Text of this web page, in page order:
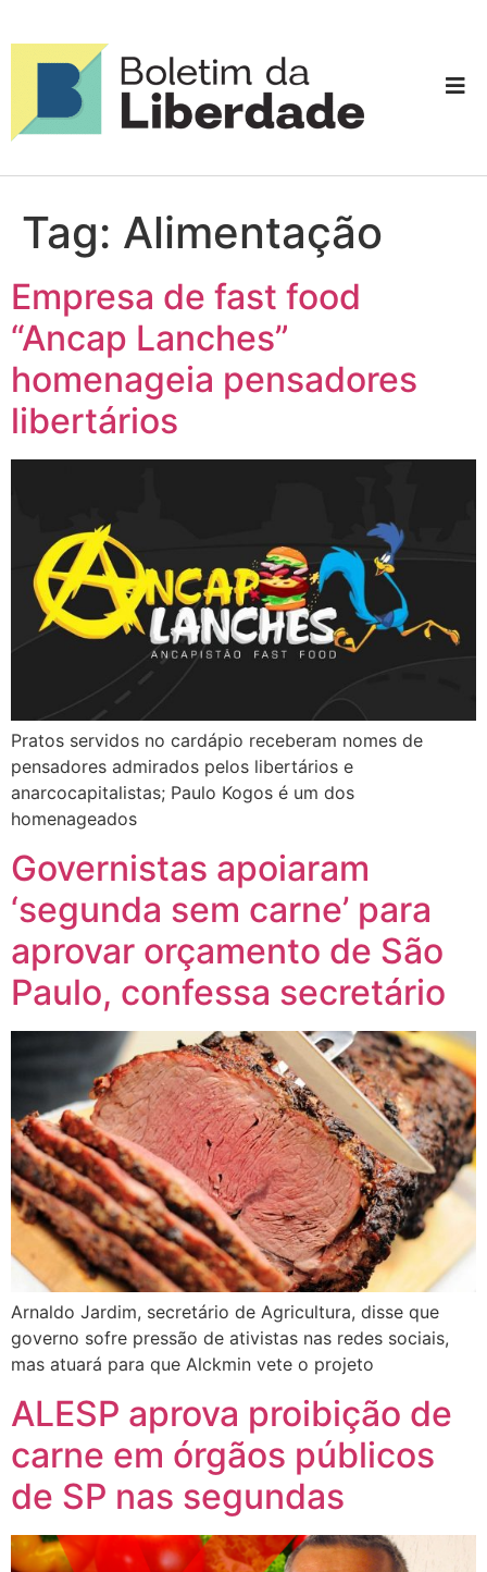
Tag: Alimentação
Empresa de fast food
“Ancap Lanches”
homenageia pensadores
libertários
Pratos servidos no cardápio receberam nomes de
pensadores admirados pelos libertários e
anarcocapitalistas; Paulo Kogos é um dos
homenageados
Governistas apoiaram
‘segunda sem carne’ para
aprovar orçamento de São
Paulo, confessa secretário
Arnaldo Jardim, secretário de Agricultura, disse que
governo sofre pressão de ativistas nas redes sociais,
mas atuará para que Alckmin vete o projeto
ALESP aprova proibição de
carne em órgãos públicos
de SP nas segundas